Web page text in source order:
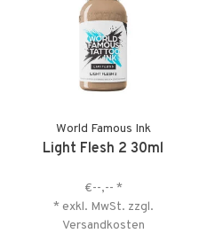
World Famous Ink
Light Flesh 2 30ml
€--,-- *
* exkl. MwSt. zzgl.
Versandkosten